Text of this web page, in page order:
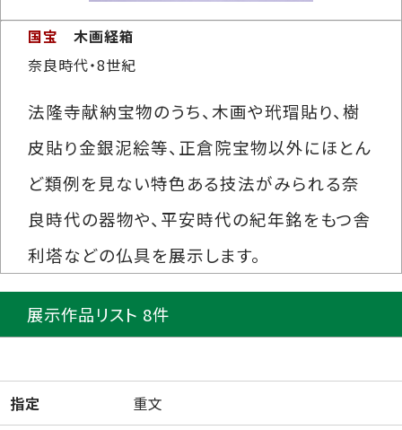
国宝
木画経箱
奈良時代・8世紀
法隆寺献納宝物のうち、木画や玳瑁貼り、樹
皮貼り金銀泥絵等、正倉院宝物以外にほとん
ど類例を見ない特色ある技法がみられる奈
良時代の器物や、平安時代の紀年銘をもつ舎
利塔などの仏具を展示します。
展示作品リスト 8件
指定 重文